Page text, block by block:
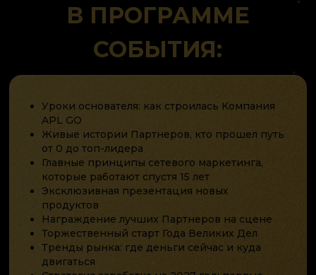
В ПРОГРАММЕ
СОБЫТИЯ:
Уроки основателя: как строилась Компания
APL GO
Живые истории Партнеров, кто прошел путь
от 0 до топ-лидера
Главные принципы сетевого маркетинга,
которые работают спустя 15 лет
Эксклюзивная презентация новых
продуктов
Награждение лучших Партнеров на сцене
Торжественный старт Года Великих Дел
Тренды рынка: где деньги сейчас и куда
двигаться